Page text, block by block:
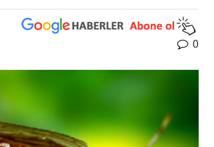
0